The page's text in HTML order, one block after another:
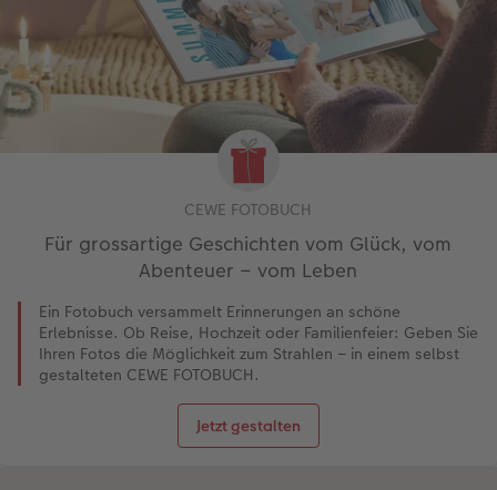
CEWE FOTOBUCH
Für grossartige Geschichten vom Glück, vom
Abenteuer – vom Leben
Ein Fotobuch versammelt Erinnerungen an schöne
Erlebnisse. Ob Reise, Hochzeit oder Familienfeier: Geben Sie
Ihren Fotos die Möglichkeit zum Strahlen – in einem selbst
gestalteten CEWE FOTOBUCH.
Jetzt gestalten